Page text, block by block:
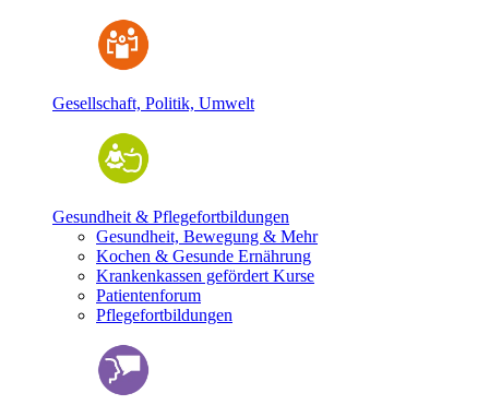
Gesellschaft, Politik, Umwelt
Gesundheit & Pflegefortbildungen
Gesundheit, Bewegung & Mehr
Kochen & Gesunde Ernährung
Krankenkassen gefördert Kurse
Patientenforum
Pflegefortbildungen